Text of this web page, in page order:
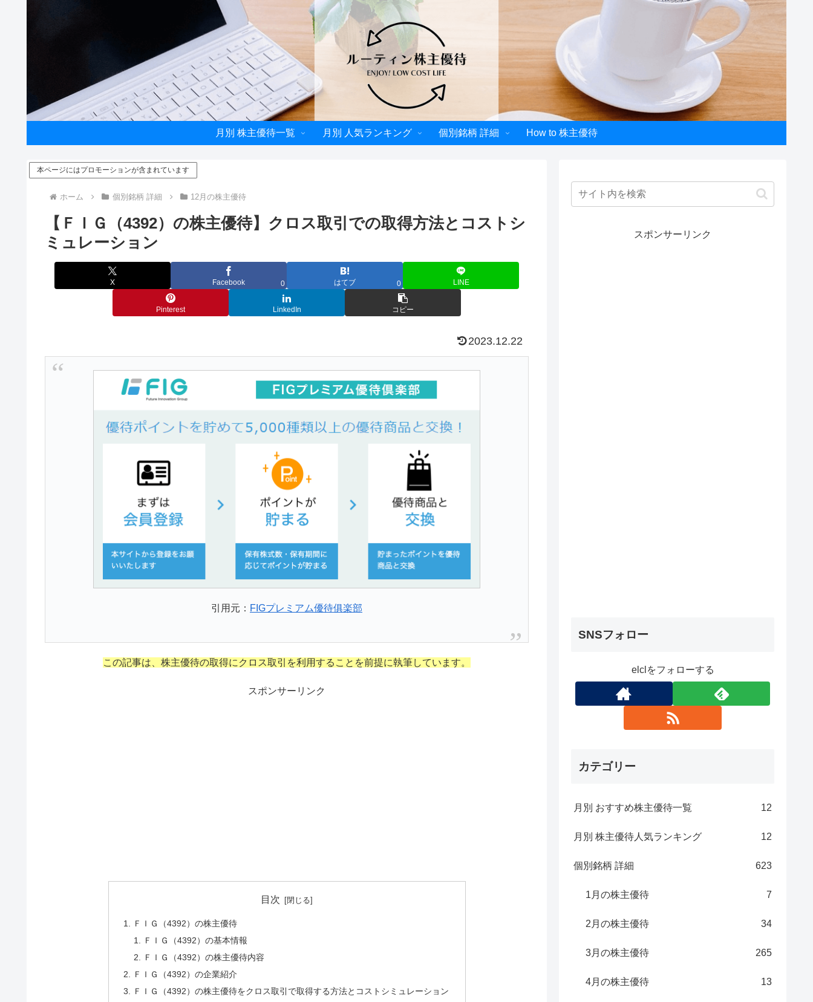
月別 株主優待一覧 月別 人気ランキング 個別銘柄 詳細 How to 株主優待
本ページにはプロモーションが含まれています
ホーム 個別銘柄 詳細 12月の株主優待
【ＦＩＧ（4392）の株主優待】クロス取引での取得方法とコストシ
ミュレーション
X Facebook 0 はてブ 0 LINE
Pinterest LinkedIn コピー
2023.12.22
引用元： FIGプレミアム優待俱楽部
この記事は、株主優待の取得にクロス取引を利用することを前提に執筆しています。
スポンサーリンク
目次
ＦＩＧ（4392）の株主優待
ＦＩＧ（4392）の基本情報
ＦＩＧ（4392）の株主優待内容
ＦＩＧ（4392）の企業紹介
ＦＩＧ（4392）の株主優待をクロス取引で取得する方法とコストシミュレーション
スポンサーリンク
SNSフォロー
elclをフォローする
カテゴリー
月別 おすすめ株主優待一覧 12
月別 株主優待人気ランキング 12
個別銘柄 詳細 623
1月の株主優待 7
2月の株主優待 34
3月の株主優待 265
4月の株主優待 13